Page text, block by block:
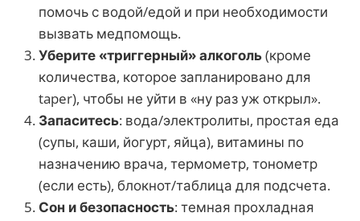
помочь с водой/едой и при необходимости
вызвать медпомощь.
Уберите «триггерный» алкоголь(кроме
количества, которое запланировано для
taper), чтобы не уйти в «ну раз уж открыл».
Запаситесь: вода/электролиты, простая еда
(супы, каши, йогурт, яйца), витамины по
назначению врача, термометр, тонометр
(если есть), блокнот/таблица для подсчета.
Сон и безопасность: темная прохладная